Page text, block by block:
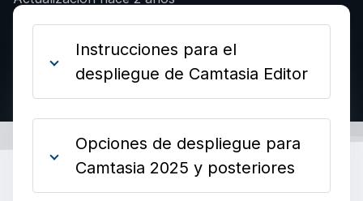
Instrucciones para el
despliegue de Camtasia Editor
Opciones de despliegue para
Camtasia 2025 y posteriores